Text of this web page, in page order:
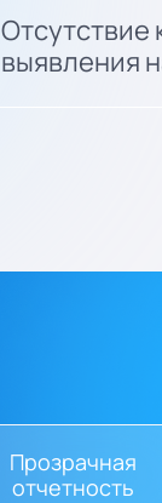
Отсутствие
выявления
Прозрачная
отчетность